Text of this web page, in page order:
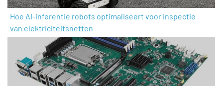
Hoe AI-inferentie robots optimaliseert voor inspectie
van elektriciteitsnetten